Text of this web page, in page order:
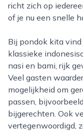
richt zich op
of je nu een snelle
Bij pondok kita vind je een uitgebreide kaart met
klassieke
nasi en bami, rijk
Veel gasten
mogelijkheid om
passen,
bijgerechten. Ook
vertegenwoordigd,